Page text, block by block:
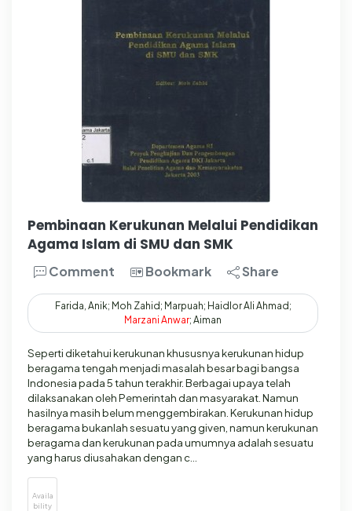
Pembinaan Kerukunan Melalui Pendidikan
Agama Islam di SMU dan SMK
Comment Bookmark Share
Farida, Anik; Moh Zahid; Marpuah; Haidlor Ali Ahmad;
Marzani Anwar; Aiman
Seperti diketahui kerukunan khususnya kerukunan hidup
beragama tengah menjadi masalah besar bagi bangsa
Indonesia pada 5 tahun terakhir. Berbagai upaya telah
dilaksanakan oleh Pemerintah dan masyarakat. Namun
hasilnya masih belum menggembirakan. Kerukunan hidup
beragama bukanlah sesuatu yang given, namun kerukunan
beragama dan kerukunan pada umumnya adalah sesuatu
yang harus diusahakan dengan c…
Availa
bility